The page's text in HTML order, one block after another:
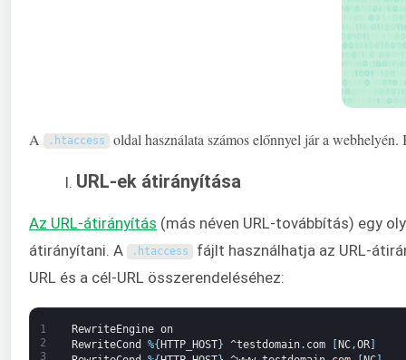
A . htaccess oldal használata számos előnnyel jár a
URL-ek átirányítása
Az URL-átirányítás (más néven URL-továbbítás) egy
átirányítani. A
. htaccess fájlt használhatja az URL-
URL és a cél-URL összerendeléséhez:
1
2
3
RewriteEngine on
RewriteCond
%{HTTP_ HOST} ^testdomain. com [NC,OR]